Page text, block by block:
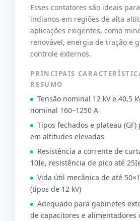
Esses contatores são ideais
indianos em regiões de alta
aplicações exigentes, como
renovável, energia de tração e
controle externos.
PRINCIPAIS
RESUMO
Tensão nominal 12 kV e 40,5
nominal 160–1250 A
Tipos fechados e plateau (GF)
em altitudes elevadas
Resistência a corrente de
10Ie, resistência de pico até
Vida útil mecânica de até
(tipos de 12 kV)
Adequado para gabinetes
de capacitores e alimentadores